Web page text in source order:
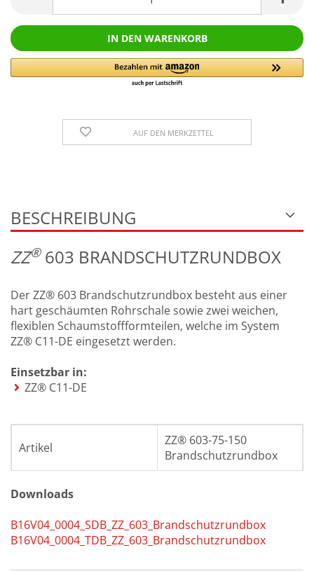
AUF DEN MERKZETTEL
BESCHREIBUNG
ZZ®603 BRANDSCHUTZRUNDBOX
Der ZZ® 603 Brandschutzrundbox besteht aus einer
hart geschäumten Rohrschale sowie zwei weichen,
flexiblen Schaumstoffformteilen, welche im System
ZZ® C11-DE eingesetzt werden.
Einsetzbar in:
ZZ® C11-DE
Artikel
ZZ® 603-75-150
Brandschutzrundbox
Durchmesser
4x ZZ® 603-75-150
Downloads
B16V04_0004_SDB_ZZ_603_Brandschutzrundbox
B16V04_0004_TDB_ZZ_603_Brandschutzrundbox